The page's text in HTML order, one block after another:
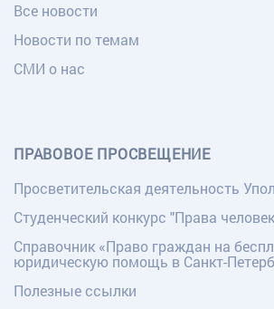
Все новости
Новости по темам
СМИ о нас
ПРАВОВОЕ ПРОСВЕЩЕНИЕ
Просветительская деятельность
Студенческий конкурс "Права
Справочник «Право граждан на
юридическую помощь в Санкт-
Полезные ссылки